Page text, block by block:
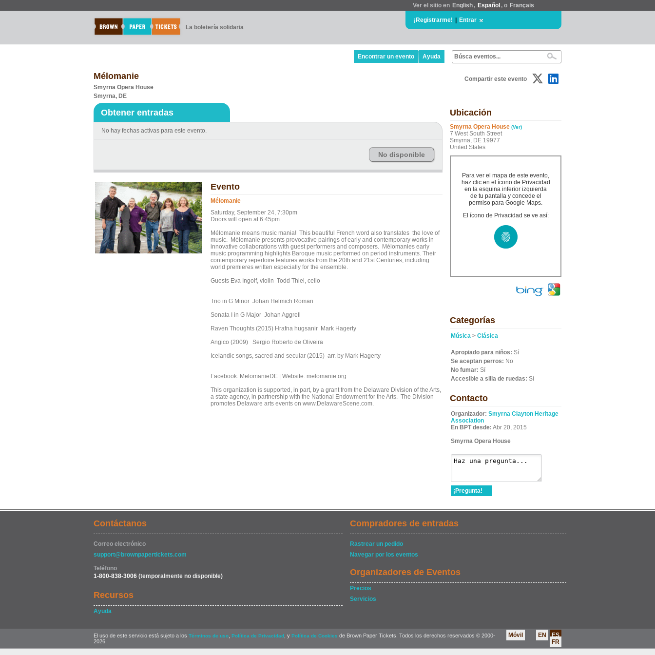
Ver el sitio en English , Español , o Français
La boletería solidaria
¡Registrarme! Entrar
Encontrar un evento Ayuda
Mélomanie
Smyrna Opera House
Smyrna, DE
Compartir este evento
Obtener entradas
No hay fechas activas para este evento.
No disponible
Evento
Mélomanie
Saturday, September 24, 7:30pm
Doors will open at 6:45pm.
Mélomanie means music mania! This beautiful French word also translates the love of
music. Mélomanie presents provocative pairings of early and contemporary works in
innovative collaborations with guest performers and composers. Mélomanies early
music programming highlights Baroque music performed on period instruments. Their
contemporary repertoire features works from the 20th and 21st Centuries, including
world premieres written especially for the ensemble.
Guests Eva Ingolf, violin Todd Thiel, cello
Trio in G Minor Johan Helmich Roman
Sonata I in G Major Johan Aggrell
Raven Thoughts (2015) Hrafna hugsanir Mark Hagerty
Angico (2009) Sergio Roberto de Oliveira
Icelandic songs, sacred and secular (2015) arr. by Mark Hagerty
Facebook: MelomanieDE | Website: melomanie.org
This organization is supported, in part, by a grant from the Delaware Division of the Arts,
a state agency, in partnership with the National Endowment for the Arts. The Division
promotes Delaware arts events on www.DelawareScene.com.
Ubicación
Smyrna Opera House (Ver)
7 West South Street
Smyrna, DE 19977
United States
Para ver el mapa de este evento,
haz clic en el ícono de Privacidad
en la esquina inferior izquierda
de tu pantalla y concede el
permiso para Google Maps.
El ícono de Privacidad se ve así:
Categorías
Música > Clásica
Apropiado para niños: Sí
Se aceptan perros: No
No fumar: Sí
Accesible a silla de ruedas: Sí
Contacto
Organizador: Smyrna Clayton Heritage
Association
En BPT desde: Abr 20, 2015
Smyrna Opera House
¡Pregunta!
Contáctanos
Correo electrónico
support@brownpapertickets.com
Teléfono
1-800-838-3006 (temporalmente no disponible)
Recursos
Ayuda
Compradores de entradas
Rastrear un pedido
Navegar por los eventos
Organizadores de Eventos
Precios
Servicios
El uso de este servicio está sujeto a los Términos de uso Política de Privacidad , y Política de Cookies de Brown Paper Tickets. Todos los derechos reservados © 2000-
2026
Móvil EN
ES
FR